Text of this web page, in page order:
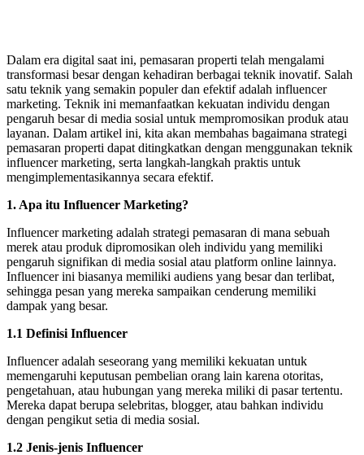
Dalam era digital saat ini, pemasaran properti telah mengalami
transformasi besar dengan kehadiran berbagai teknik inovatif. Salah
satu teknik yang semakin populer dan efektif adalah influencer
marketing. Teknik ini memanfaatkan kekuatan individu dengan
pengaruh besar di media sosial untuk mempromosikan produk atau
layanan. Dalam artikel ini, kita akan membahas bagaimana strategi
pemasaran properti dapat ditingkatkan dengan menggunakan teknik
influencer marketing, serta langkah-langkah praktis untuk
mengimplementasikannya secara efektif.
1. Apa itu Influencer Marketing?
Influencer marketing adalah strategi pemasaran di mana sebuah
merek atau produk dipromosikan oleh individu yang memiliki
pengaruh signifikan di media sosial atau platform online lainnya.
Influencer ini biasanya memiliki audiens yang besar dan terlibat,
sehingga pesan yang mereka sampaikan cenderung memiliki
dampak yang besar.
1.1 Definisi Influencer
Influencer adalah seseorang yang memiliki kekuatan untuk
memengaruhi keputusan pembelian orang lain karena otoritas,
pengetahuan, atau hubungan yang mereka miliki di pasar tertentu.
Mereka dapat berupa selebritas, blogger, atau bahkan individu
dengan pengikut setia di media sosial.
1.2 Jenis-jenis Influencer